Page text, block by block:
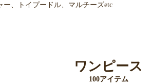
、トイプードル、マルチーズetc
ワンピース
100アイテム